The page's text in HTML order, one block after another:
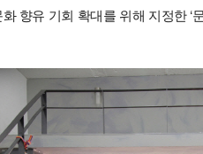
향유 기회 확대를 위해 지정한 ‘